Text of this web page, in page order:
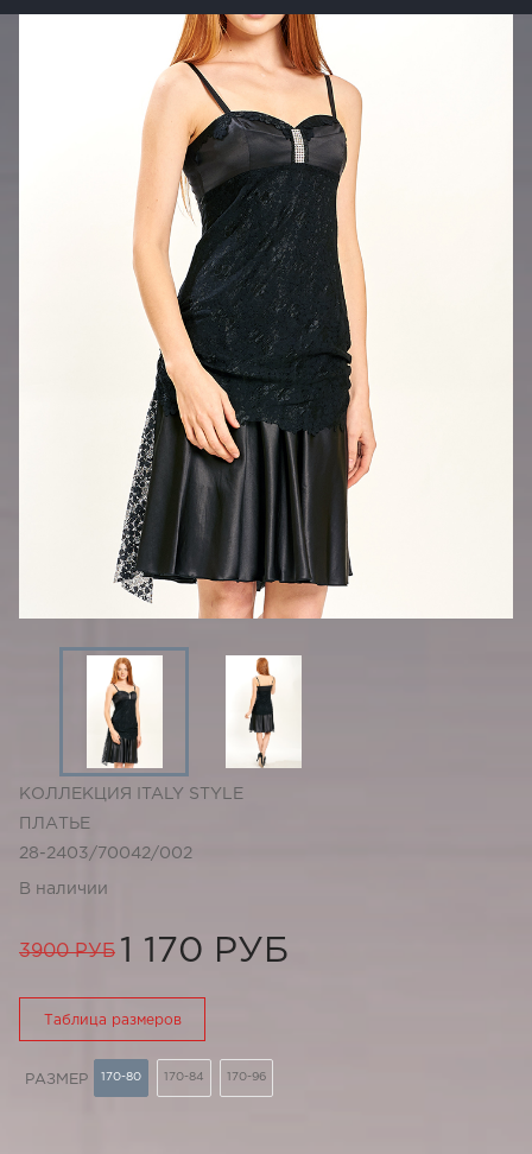
КОЛЛЕКЦИЯ ITALY STYLE
ПЛАТЬЕ
28-2403/70042/002
В наличии
3900 РУБ 1 170 РУБ
Таблица размеров
РАЗМЕР 170-80 170-84 170-96